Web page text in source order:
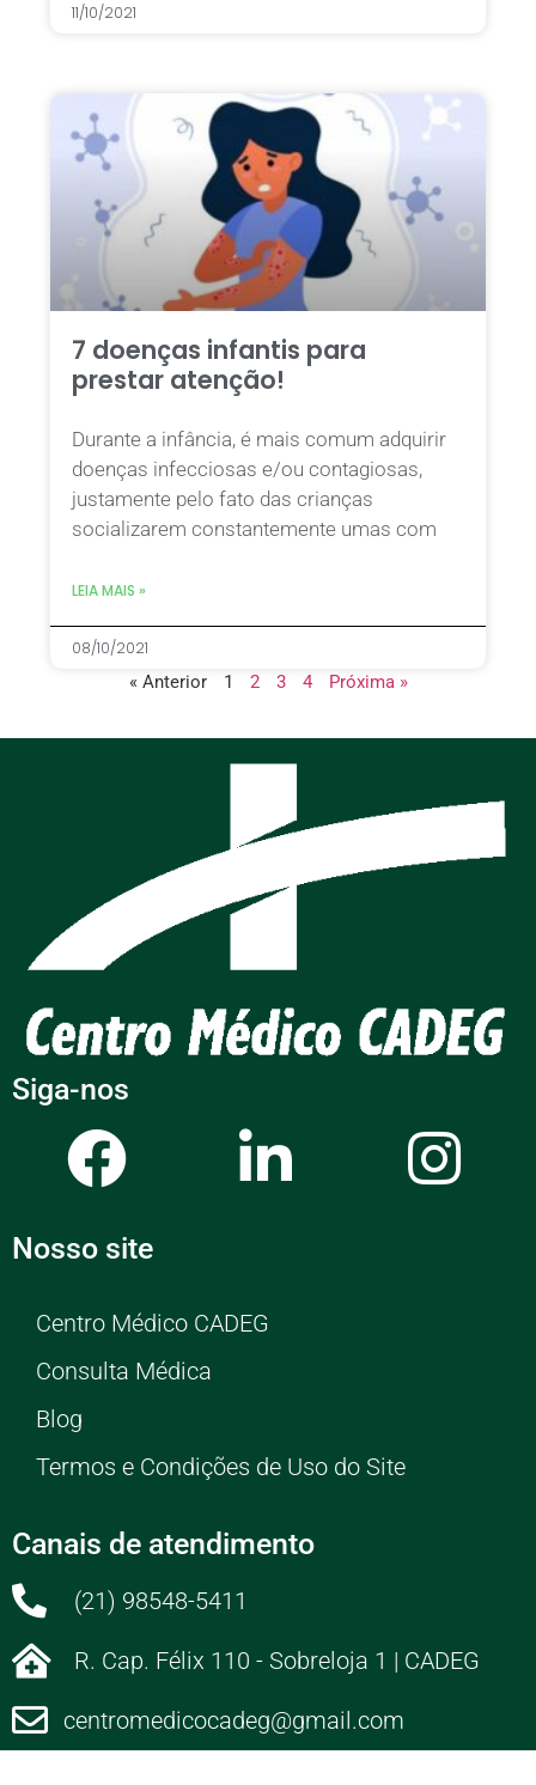
11/10/2021
7 doenças infantis para
prestar atenção!
Durante a infância, é mais comum adquirir
doenças infecciosas e/ou contagiosas,
justamente pelo fato das crianças
socializarem constantemente umas com
LEIA MAIS »
08/10/2021
« Anterior 1 2 3 4 Próxima »
Siga-nos
Nosso site
Centro Médico CADEG
Consulta Médica
Blog
Termos e Condições de Uso do Site
Canais de atendimento
(21) 98548-5411
R. Cap. Félix 110 - Sobreloja 1 | CADEG
centromedicocadeg@gmail.com